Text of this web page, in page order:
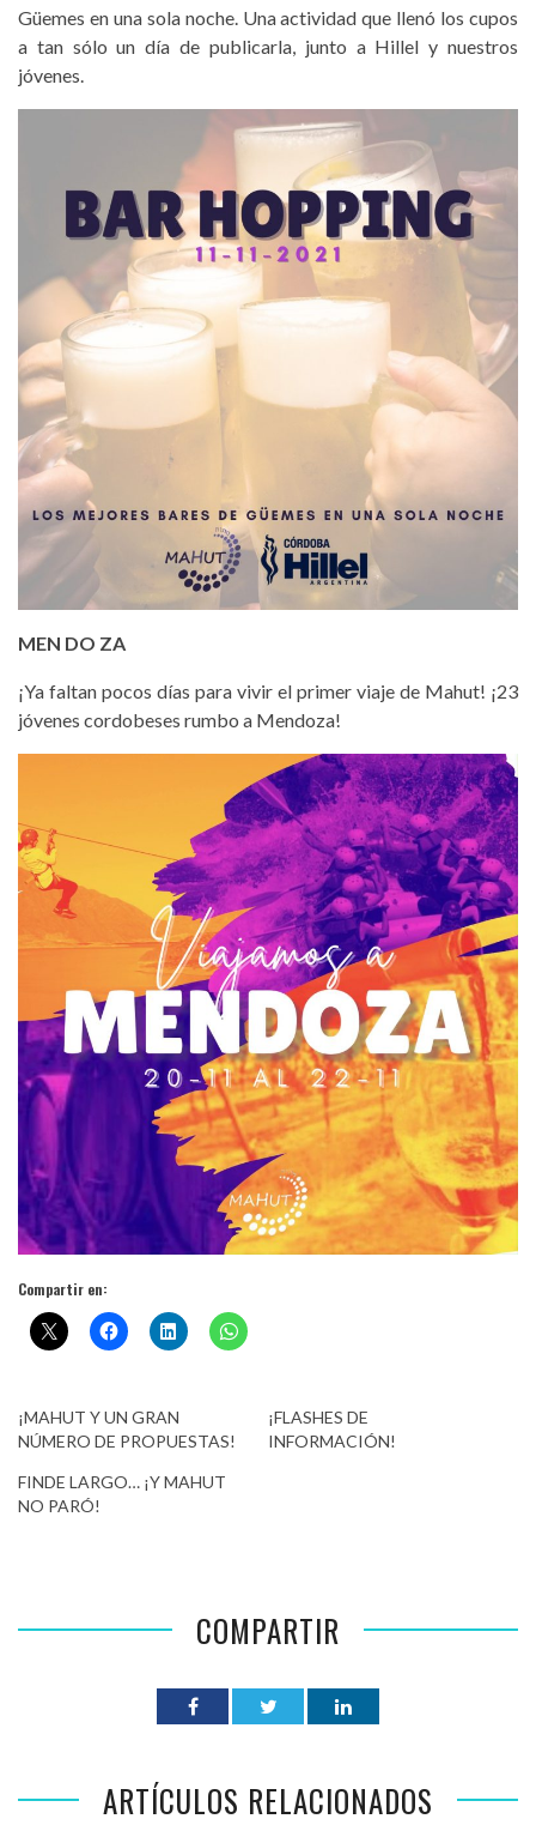
Güemes en una sola noche. Una actividad que llenó los cupos
a tan sólo un día de publicarla, junto a Hillel y nuestros
jóvenes.
MEN DO ZA
¡Ya faltan pocos días para vivir el primer viaje de Mahut! ¡23
jóvenes cordobeses rumbo a Mendoza!
Compartir en:
¡MAHUT Y UN GRAN
NÚMERO DE PROPUESTAS!
¡FLASHES DE
INFORMACIÓN!
FINDE LARGO… ¡Y MAHUT
NO PARÓ!
COMPARTIR
ARTÍCULOS RELACIONADOS